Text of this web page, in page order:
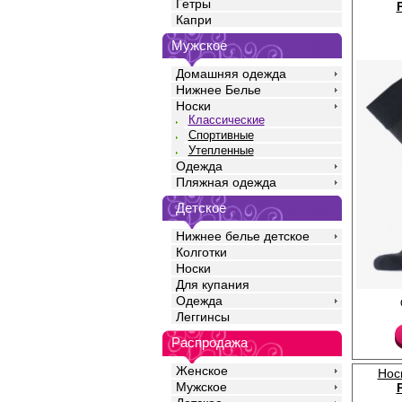
Гетры
Капри
Мужское
Домашняя одежда
Нижнее Белье
Носки
Классические
Спортивные
Утепленные
Одежда
Пляжная одежда
Детское
Нижнее белье детское
Колготки
Носки
Для купания
Одежда
Леггинсы
Распродажа
Женское
Мужское
Носки мужские
натурального
добавлением
оригинальным
Носки имеют
обеспечивающую
дня, усиление мыска
подходит для